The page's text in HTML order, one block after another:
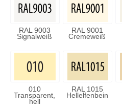
RAL 9003
Signalweiß
RAL 9001
Cremeweiß
010
Transparent,
hell
RAL 1015
Hellelfenbein